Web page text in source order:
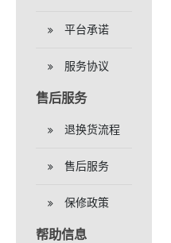
平台承诺
服务协议
售后服务
退换货流程
售后服务
保修政策
帮助信息